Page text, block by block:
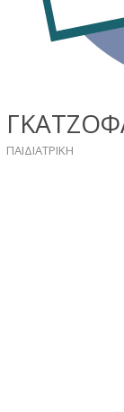
ΠΑΙΔΙΑΤΡIKH